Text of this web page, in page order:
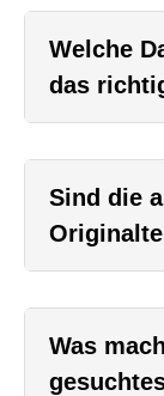
Welche
das
Sind die
Was